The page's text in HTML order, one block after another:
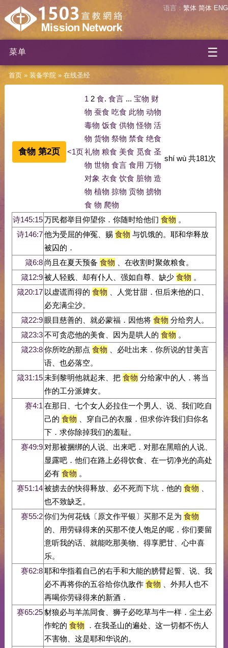
语言： 繁体 简体 ENG
菜单 ☰
首页» 装备学院 » 在线圣经
食物 第2页 <1页
1 2 食. 食言... 宝物 财
物 蚕食 吃食 此物 动物
毒物 饭食 供物 怪物 活
物 货物 祭物 禁食 绝食
礼物 粮食 美食 觅食 圣
物 世物 食言 食用 万物
对象 衣食 饮食 脏物 造
物 植物 掠物 贡物 掳物
食 物 爬物
shí wù共181次
诗145:15万民都举目仰望你．你随时给他们 食物 。
诗146:7他为受屈的伸冤、赐 食物 与饥饿的。耶和华释放
被囚的．
箴6:8 尚且在夏天预备 食物 、在收割时聚敛粮食。
箴12:9被人轻贱、却有仆人、强如自尊、缺少 食物 。
箴20:17 以虚谎而得的 食物 、人觉甘甜．但后来他的口、
必充满尘沙。
箴22:9 眼目慈善的、就必蒙福．因他将 食物 分给穷人。
箴23:3不可贪恋他的美食、因为是哄人的 食物 。
箴23:8你所吃的那点 食物 、必吐出来．你所说的甘美言
语、也必落空。
箴31:15未到黎明他就起来、把 食物 分给家中的人．将当
作的工分派婢女。
赛4:1 在那日、七个女人必拉住一个男人、说、我们吃自
己的 食物 、穿自己的衣服．但求你许我们归你名
下．求你除掉我们的羞耻。
赛49:9 对那被捆绑的人说、出来吧．对那在黑暗的人说、
显露吧．他们在路上必得饮食、在一切净光的高处
必有 食物 。
赛51:14被掳去的快得释放、必不死而下坑．他的 食物
也不致缺乏。
赛55:2你们为何花钱〔原文作平银〕买那不足为 食物
的、用劳碌得来的买那不使人饱足的呢．你们要留
意听我的话、就能吃那美物、得享肥甘、心中喜
乐。
赛62:8耶和华指着自己的右手和大能的膀臂起誓、说、我
必不再将你的五谷给你仇敌作 食物 、外邦人也不
再喝你劳碌得来的新酒．
赛65:25豺狼必与羊羔同食、狮子必吃草与牛一样．尘土必
作蛇的 食物 ．在我圣山的遍处、这一切都不伤人
不害物、这是耶和华说的。